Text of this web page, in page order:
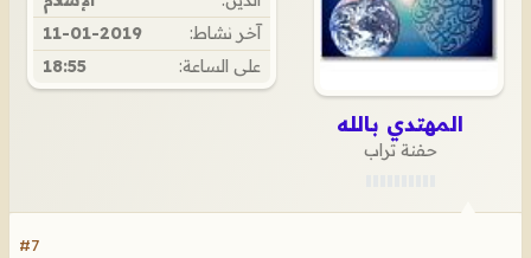
المهتدي بالله
حفنة تراب
آخر نشاط:
11-01-2019
على الساعة:
18:55
#7